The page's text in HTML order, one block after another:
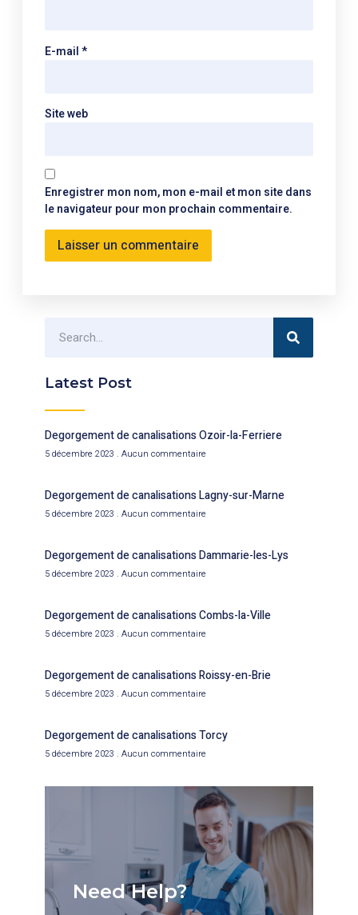
E-mail*
Site web
Enregistrer mon nom, mon e-mail et mon site dans
le navigateur pour mon prochain commentaire.
Latest Post
Degorgement de canalisations Ozoir-la-Ferriere
5 décembre 2023 Aucun commentaire
Degorgement de canalisations Lagny-sur-Marne
5 décembre 2023 Aucun commentaire
Degorgement de canalisations Dammarie-les-Lys
5 décembre 2023 Aucun commentaire
Degorgement de canalisations Combs-la-Ville
5 décembre 2023 Aucun commentaire
Degorgement de canalisations Roissy-en-Brie
5 décembre 2023 Aucun commentaire
Degorgement de canalisations Torcy
5 décembre 2023 Aucun commentaire
Need Help?